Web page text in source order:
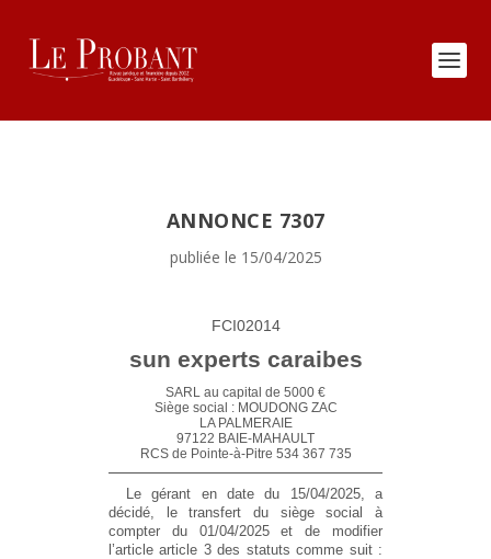
ANNONCE 7307
publiée le 15/04/2025
FCI02014
sun experts caraibes
SARL au capital de 5000 €
Siège social : MOUDONG ZAC
LA PALMERAIE
97122 BAIE-MAHAULT
RCS de Pointe-à-Pitre 534 367 735
Le gérant en date du 15/04/2025, a
décidé, le transfert du siège social à
compter du 01/04/2025 et de modifier
l’article article 3 des statuts comme suit :